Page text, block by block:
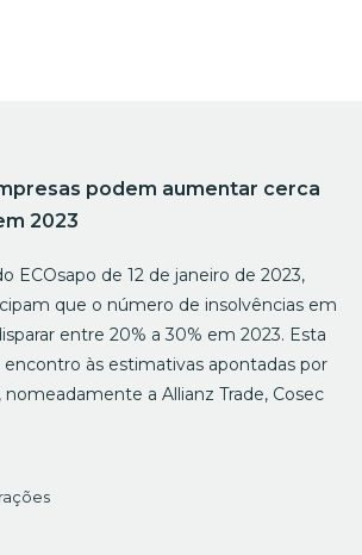
podem aumentar cerca
2023
ECOsapo de 12 de janeiro de 2023,
que o número de insolvências em
entre 20% a 30% em 2023. Esta
às estimativas apontadas por
nomeadamente a Allianz Trade, Cosec